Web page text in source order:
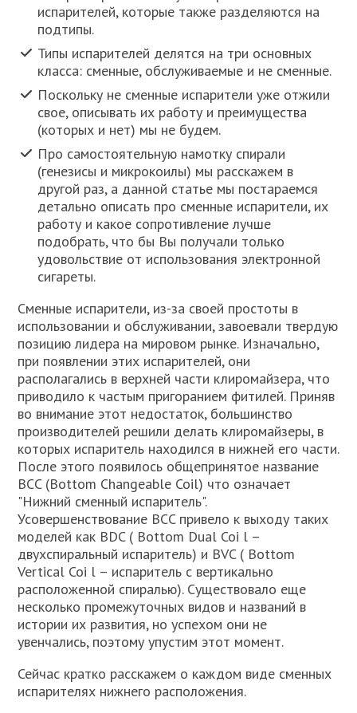
испарителей, которые также разделяются на
подтипы.
Типы испарителей делятся на три основных
класса: сменные, обслуживаемые и не сменные.
Поскольку не сменные испарители уже отжили
свое, описывать их работу и преимущества
(которых и нет) мы не будем.
Про самостоятельную намотку спирали
(генезисы и микрокоилы) мы расскажем в
другой раз, а данной статье мы постараемся
детально описать про сменные испарители, их
работу и какое сопротивление лучше
подобрать, что бы Вы получали только
удовольствие от использования электронной
сигареты.
Сменные испарители, из-за своей простоты в
использовании и обслуживании, завоевали твердую
позицию лидера на мировом рынке. Изначально,
при появлении этих испарителей, они
располагались в верхней части клиромайзера, что
приводило к частым пригоранием фитилей. Приняв
во внимание этот недостаток, большинство
производителей решили делать клиромайзеры, в
которых испаритель находился в нижней его части.
После этого появилось общепринятое название
BCC (Bottom Changeable Coil) что означает
"Нижний сменный испаритель".
Усовершенствование BCC привело к выходу таких
моделей как BDC ( Bottom Dual Coi l –
двухспиральный испаритель) и BVC ( Bottom
Vertical Coi l – испаритель с вертикально
расположенной спиралью). Существовало еще
несколько промежуточных видов и названий в
истории их развития, но успехом они не
увенчались, поэтому упустим этот момент.
Сейчас кратко расскажем о каждом виде сменных
испарителях нижнего расположения.